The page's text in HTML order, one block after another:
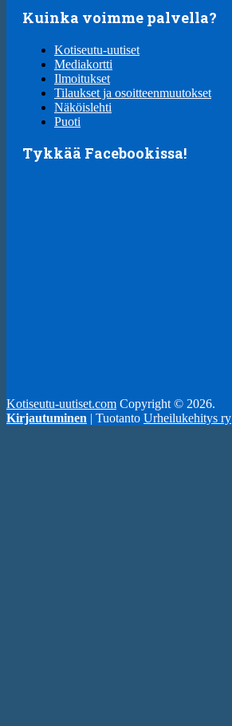
Kuinka voimme palvella?
Kotiseutu-uutiset
Mediakortti
Ilmoitukset
Tilaukset ja osoitteenmuutokset
Näköislehti
Puoti
Tykkää Facebookissa!
Kotiseutu-uutiset.com Copyright © 2026.
Kirjautuminen | Tuotanto Urheilukehitys ry